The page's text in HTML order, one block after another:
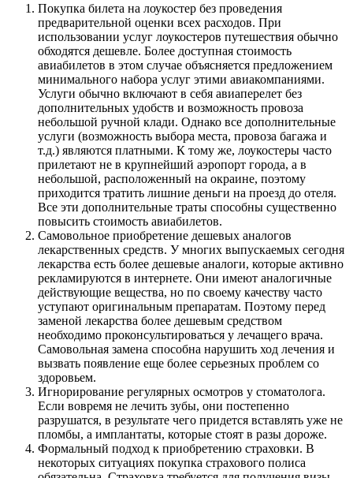
Покупка билета на лоукостер без проведения
предварительной оценки всех расходов. При
использовании услуг лоукостеров путешествия обычно
обходятся дешевле. Более доступная стоимость
авиабилетов в этом случае объясняется предложением
минимального набора услуг этими авиакомпаниями.
Услуги обычно включают в себя авиаперелет без
дополнительных удобств и возможность провоза
небольшой ручной клади. Однако все дополнительные
услуги (возможность выбора места, провоза багажа и
т.д.) являются платными. К тому же, лоукостеры часто
прилетают не в крупнейший аэропорт города, а в
небольшой, расположенный на окраине, поэтому
приходится тратить лишние деньги на проезд до отеля.
Все эти дополнительные траты способны существенно
повысить стоимость авиабилетов.
Самовольное приобретение дешевых аналогов
лекарственных средств. У многих выпускаемых сегодня
лекарства есть более дешевые аналоги, которые активно
рекламируются в интернете. Они имеют аналогичные
действующие вещества, но по своему качеству часто
уступают оригинальным препаратам. Поэтому перед
заменой лекарства более дешевым средством
необходимо проконсультироваться у лечащего врача.
Самовольная замена способна нарушить ход лечения и
вызвать появление еще более серьезных проблем со
здоровьем.
Игнорирование регулярных осмотров у стоматолога.
Если вовремя не лечить зубы, они постепенно
разрушатся, в результате чего придется вставлять уже не
пломбы, а имплантаты, которые стоят в разы дороже.
Формальный подход к приобретению страховки. В
некоторых ситуациях покупка страхового полиса